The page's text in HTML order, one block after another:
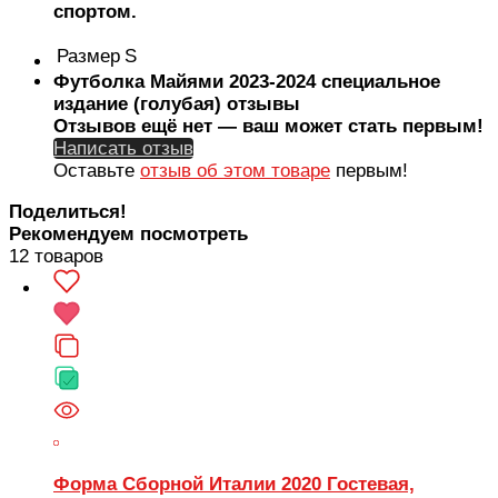
спортом.
Размер S
Футболка Майями 2023-2024 специальное
издание (голубая) отзывы
Отзывов ещё нет — ваш может стать первым!
Написать отзыв
Оставьте отзыв об этом товаре первым!
Поделиться!
Рекомендуем посмотреть
12 товаров
Форма Сборной Италии 2020 Гостевая,